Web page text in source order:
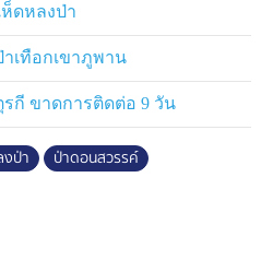
ดหลงป่า
เทือกเขาภูพาน
กี ขาดการติดต่อ 9 วัน
ป่า ป่าดอนสวรรค์